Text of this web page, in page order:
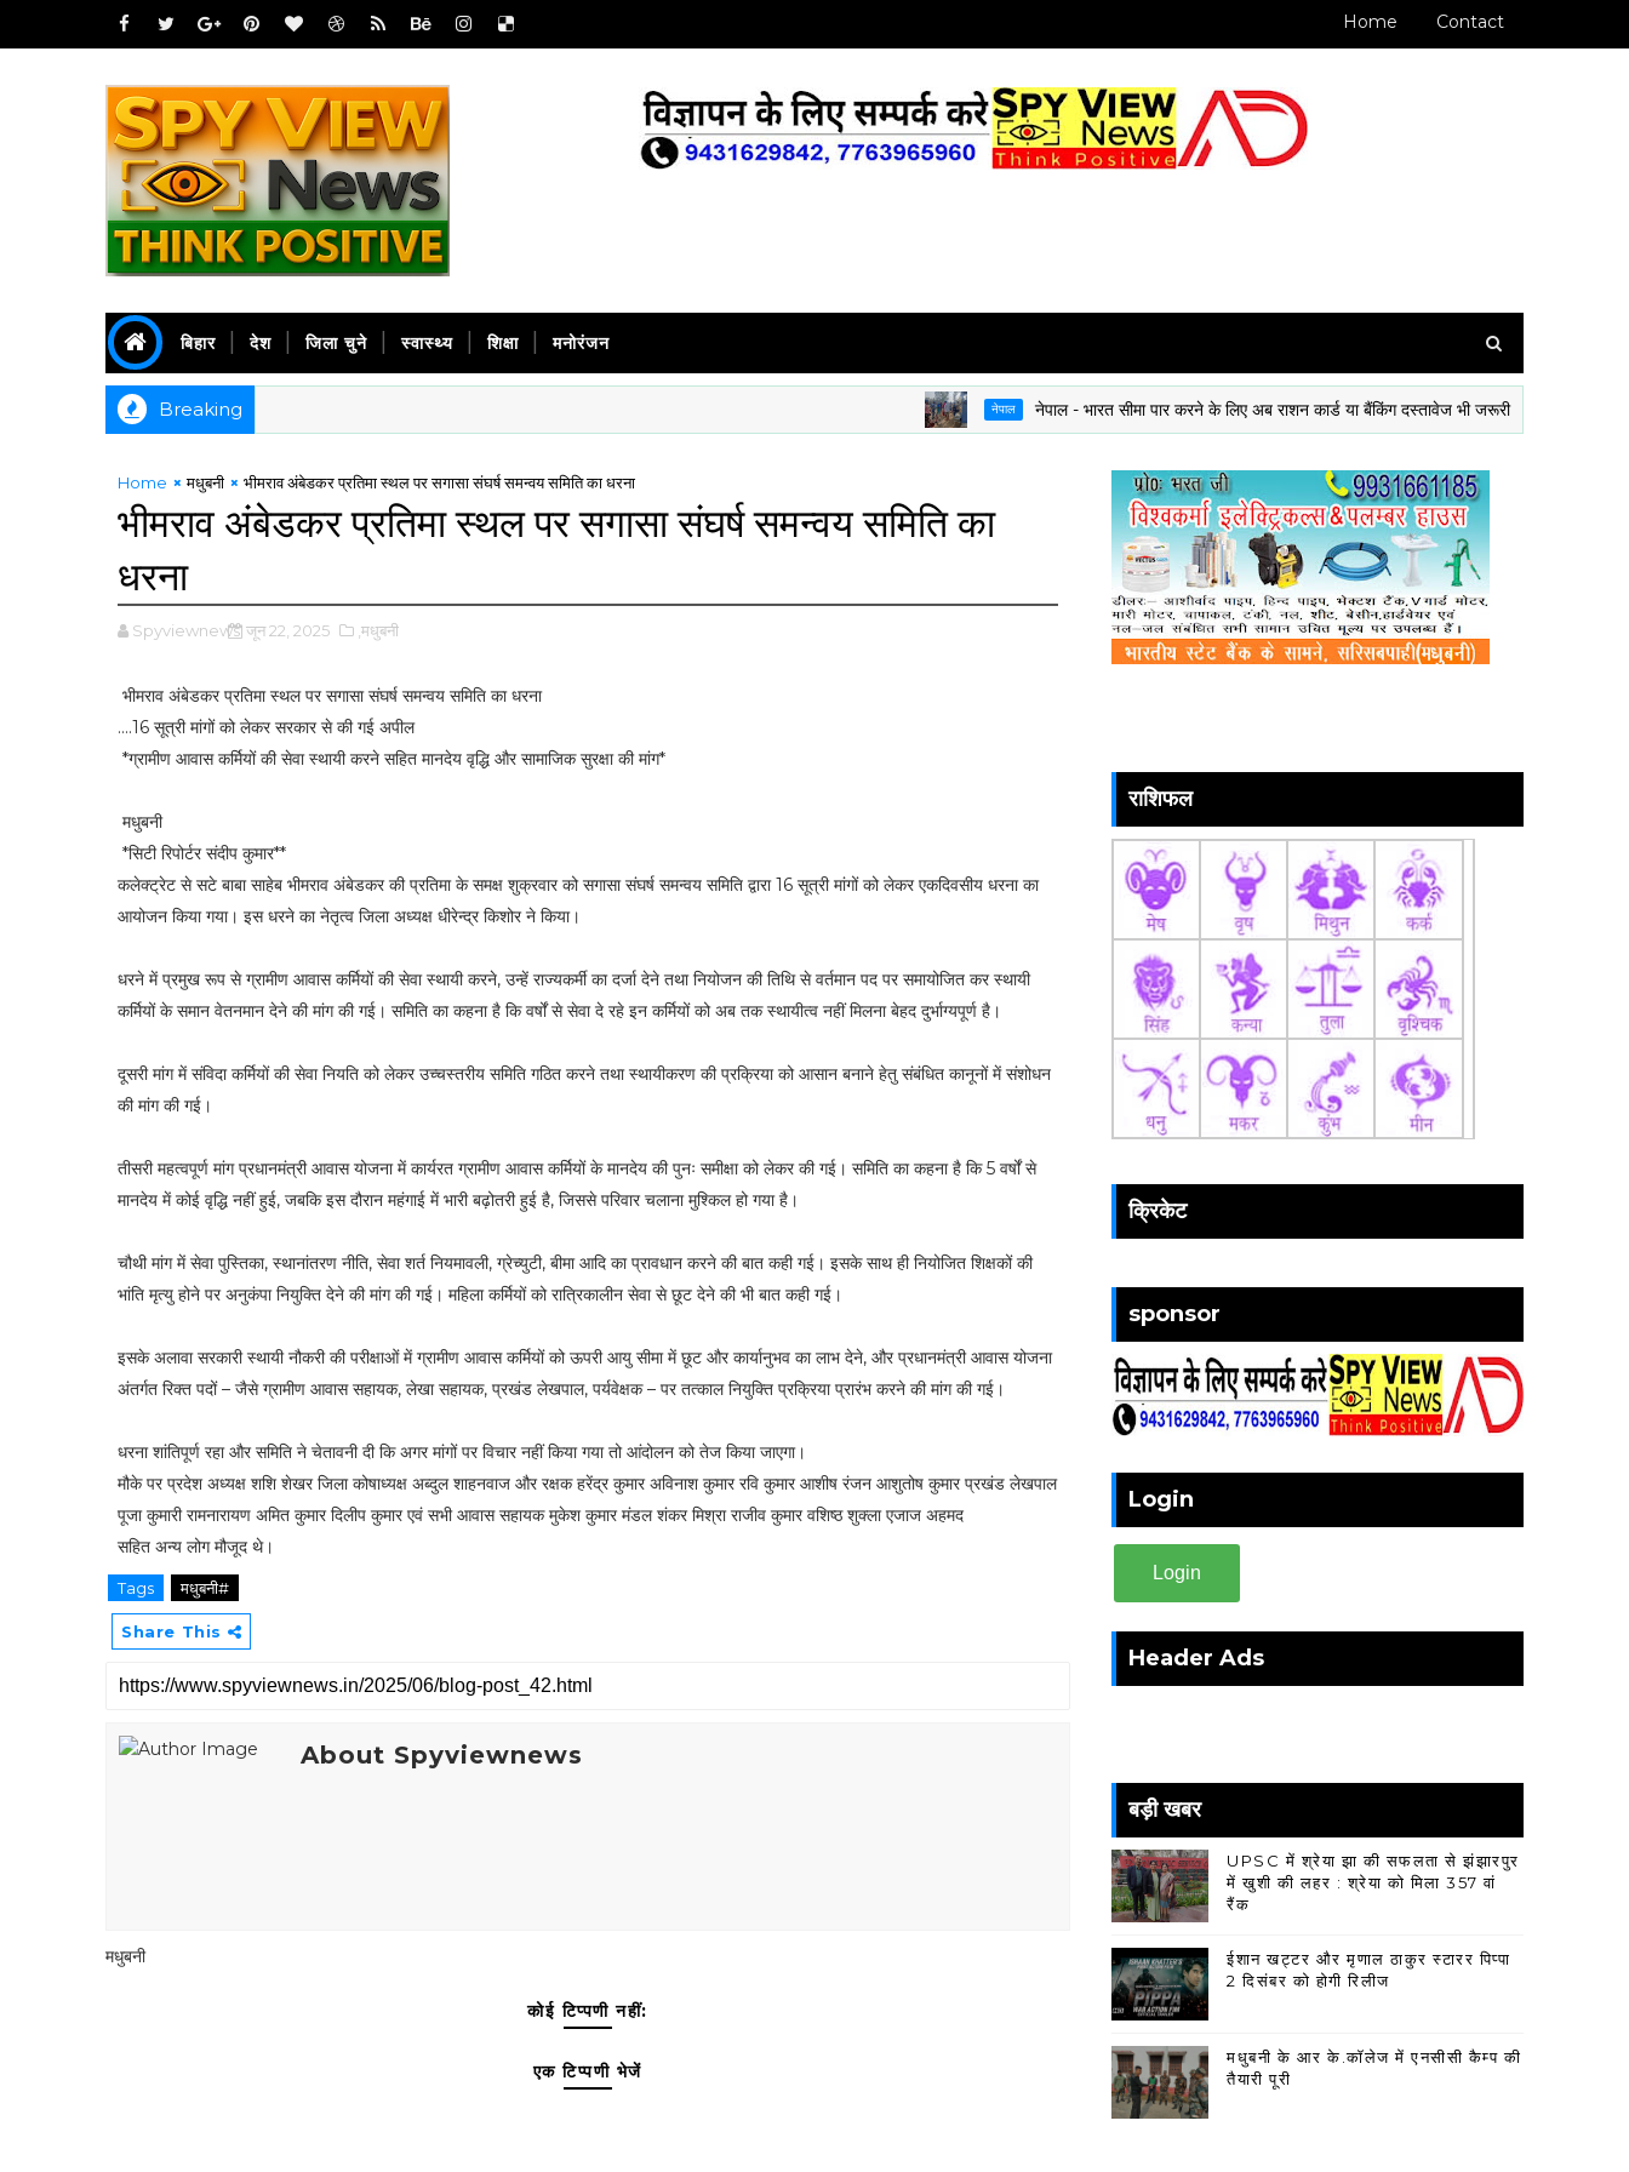
Home Contact
बिहार देश जिला चुने स्वास्थ्य शिक्षा मनोरंजन
Breaking नेपाल नेपाल - भारत सीमा पार करने के लिए अब राशन कार्ड या बैंकिंग दस्तावेज भी जरूरी
Home मधुबनी भीमराव अंबेडकर प्रतिमा स्थल पर सगासा संघर्ष समन्वय समिति का धरना
भीमराव अंबेडकर प्रतिमा स्थल पर सगासा संघर्ष समन्वय समिति का
धरना
Spyviewnews जून 22, 2025 ,मधुबनी
भीमराव अंबेडकर प्रतिमा स्थल पर सगासा संघर्ष समन्वय समिति का धरना
....16 सूत्री मांगों को लेकर सरकार से की गई अपील
*ग्रामीण आवास कर्मियों की सेवा स्थायी करने सहित मानदेय वृद्धि और सामाजिक सुरक्षा की मांग*
मधुबनी
*सिटी रिपोर्टर संदीप कुमार**
कलेक्ट्रेट से सटे बाबा साहेब भीमराव अंबेडकर की प्रतिमा के समक्ष शुक्रवार को सगासा संघर्ष समन्वय समिति द्वारा 16 सूत्री मांगों को लेकर एकदिवसीय धरना का
आयोजन किया गया। इस धरने का नेतृत्व जिला अध्यक्ष धीरेन्द्र किशोर ने किया।
धरने में प्रमुख रूप से ग्रामीण आवास कर्मियों की सेवा स्थायी करने, उन्हें राज्यकर्मी का दर्जा देने तथा नियोजन की तिथि से वर्तमान पद पर समायोजित कर स्थायी
कर्मियों के समान वेतनमान देने की मांग की गई। समिति का कहना है कि वर्षों से सेवा दे रहे इन कर्मियों को अब तक स्थायीत्व नहीं मिलना बेहद दुर्भाग्यपूर्ण है।
दूसरी मांग में संविदा कर्मियों की सेवा नियति को लेकर उच्चस्तरीय समिति गठित करने तथा स्थायीकरण की प्रक्रिया को आसान बनाने हेतु संबंधित कानूनों में संशोधन
की मांग की गई।
तीसरी महत्वपूर्ण मांग प्रधानमंत्री आवास योजना में कार्यरत ग्रामीण आवास कर्मियों के मानदेय की पुनः समीक्षा को लेकर की गई। समिति का कहना है कि 5 वर्षों से
मानदेय में कोई वृद्धि नहीं हुई, जबकि इस दौरान महंगाई में भारी बढ़ोतरी हुई है, जिससे परिवार चलाना मुश्किल हो गया है।
चौथी मांग में सेवा पुस्तिका, स्थानांतरण नीति, सेवा शर्त नियमावली, ग्रेच्युटी, बीमा आदि का प्रावधान करने की बात कही गई। इसके साथ ही नियोजित शिक्षकों की
भांति मृत्यु होने पर अनुकंपा नियुक्ति देने की मांग की गई। महिला कर्मियों को रात्रिकालीन सेवा से छूट देने की भी बात कही गई।
इसके अलावा सरकारी स्थायी नौकरी की परीक्षाओं में ग्रामीण आवास कर्मियों को ऊपरी आयु सीमा में छूट और कार्यानुभव का लाभ देने, और प्रधानमंत्री आवास योजना
अंतर्गत रिक्त पदों – जैसे ग्रामीण आवास सहायक, लेखा सहायक, प्रखंड लेखपाल, पर्यवेक्षक – पर तत्काल नियुक्ति प्रक्रिया प्रारंभ करने की मांग की गई।
धरना शांतिपूर्ण रहा और समिति ने चेतावनी दी कि अगर मांगों पर विचार नहीं किया गया तो आंदोलन को तेज किया जाएगा।
मौके पर प्रदेश अध्यक्ष शशि शेखर जिला कोषाध्यक्ष अब्दुल शाहनवाज और रक्षक हरेंद्र कुमार अविनाश कुमार रवि कुमार आशीष रंजन आशुतोष कुमार प्रखंड लेखपाल
पूजा कुमारी रामनारायण अमित कुमार दिलीप कुमार एवं सभी आवास सहायक मुकेश कुमार मंडल शंकर मिश्रा राजीव कुमार वशिष्ठ शुक्ला एजाज अहमद
सहित अन्य लोग मौजूद थे।
Tags मधुबनी#
Share This
About Spyviewnews
मधुबनी
कोई टिप्पणी नहीं:
एक टिप्पणी भेजें
राशिफल
क्रिकेट
sponsor
Login
Login
Header Ads
बड़ी खबर
UPSC में श्रेया झा की सफलता से झंझारपुर
में खुशी की लहर : श्रेया को मिला 357 वां
रैंक
ईशान खट्टर और मृणाल ठाकुर स्टारर पिप्पा
2 दिसंबर को होगी रिलीज
मधुबनी के आर के.कॉलेज में एनसीसी कैम्प की
तैयारी पूरी